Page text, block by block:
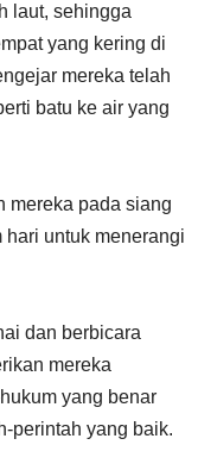
laut, sehingga
yang kering di
mereka telah
batu ke air yang
mereka pada siang
untuk menerangi
dan berbicara
mereka
yang benar
perintah yang baik.